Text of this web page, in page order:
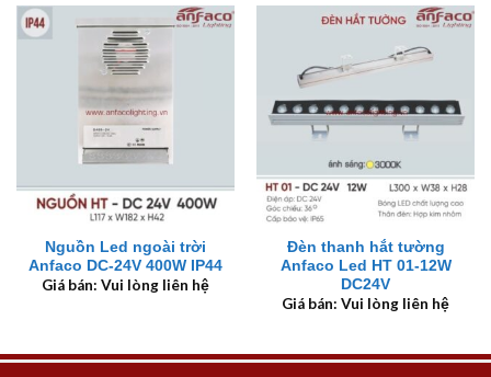
Nguồn Led ngoài trời
Anfaco DC-24V 400W IP44
Giá bán: Vui lòng liên hệ
Đèn thanh hắt tường
Anfaco Led HT 01-12W
DC24V
Giá bán: Vui lòng liên hệ